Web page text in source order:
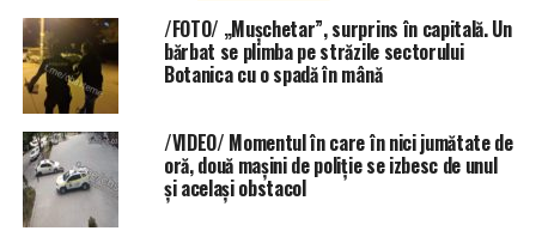
/FOTO/ „Mușchetar”, surprins în capitală. Un
bărbat se plimba pe străzile sectorului
Botanica cu o spadă în mână
/VIDEO/ Momentul în care în nici jumătate de
oră, două mașini de poliție se izbesc de unul
și același obstacol